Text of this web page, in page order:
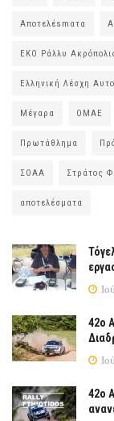
Αποτελέsmατα
ΕΚΟ Ράλλυ
Ελληνική Λέσχη
Μέγαρα ΟΜΑΕ
Πρωτάθλημα
ΣΟΑΑ Στράτος
αποτελέσματα
42ο
42ο